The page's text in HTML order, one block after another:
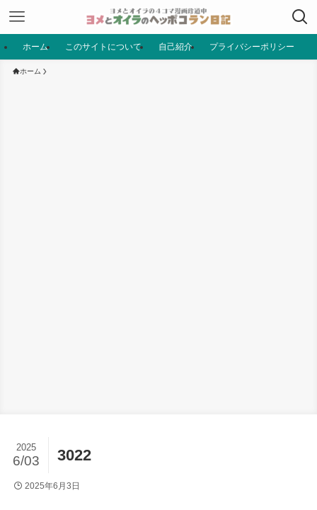
ホーム このサイトについて 自己紹介 プライバシーポリシー
ホーム
3022
2025
6/03
2025年6月3日